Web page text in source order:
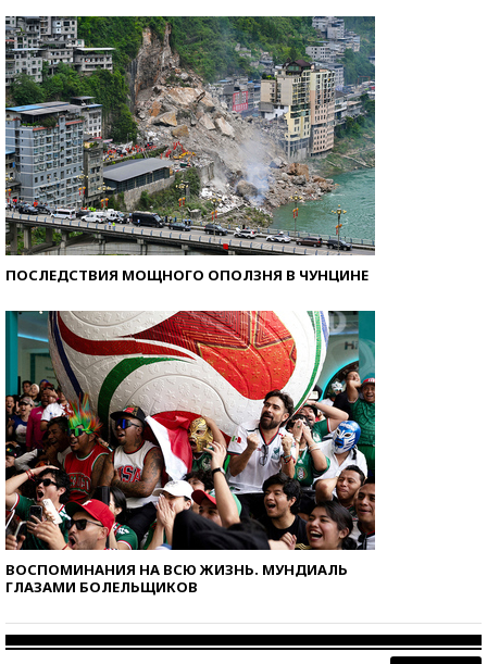
ПОСЛЕДСТВИЯ МОЩНОГО ОПОЛЗНЯ В ЧУНЦИНЕ
ВОСПОМИНАНИЯ НА ВСЮ ЖИЗНЬ. МУНДИАЛЬ
ГЛАЗАМИ БОЛЕЛЬЩИКОВ